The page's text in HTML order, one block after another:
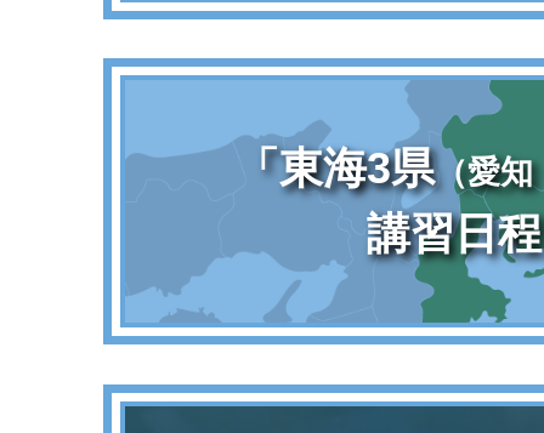
「東海3県（愛知
講習日